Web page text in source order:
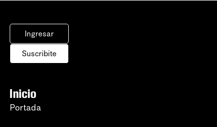
Ingresar
Suscribite
Inicio
Portada